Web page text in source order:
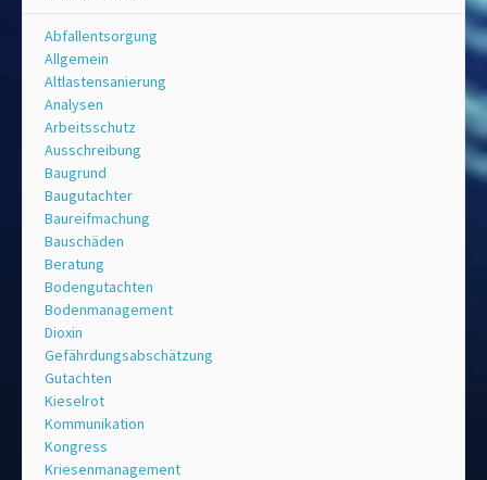
Abfallentsorgung
Allgemein
Altlastensanierung
Analysen
Arbeitsschutz
Ausschreibung
Baugrund
Baugutachter
Baureifmachung
Bauschäden
Beratung
Bodengutachten
Bodenmanagement
Dioxin
Gefährdungsabschätzung
Gutachten
Kieselrot
Kommunikation
Kongress
Kriesenmanagement